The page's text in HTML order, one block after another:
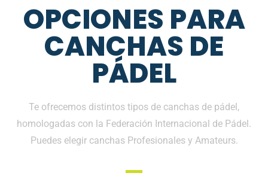
OPCIONES PARA
CANCHAS DE
PÁDEL
Te ofrecemos distintos tipos de canchas de pádel,
homologadas con la Federación Internacional de Pádel.
Puedes elegir canchas Profesionales y Amateurs.